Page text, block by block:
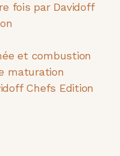
fois par Davidoff
et combustion
maturation
Chefs Edition